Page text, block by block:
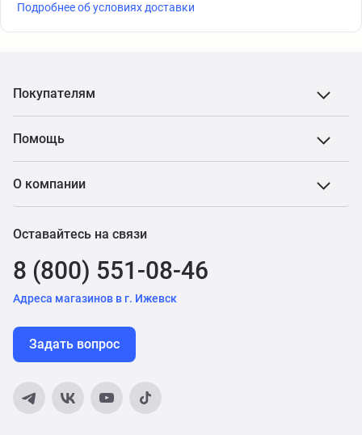
Подробнее об условиях доставки
Покупателям
Помощь
О компании
Оставайтесь на связи
8 (800) 551-08-46
Адреса магазинов в г. Ижевск
Задать вопрос